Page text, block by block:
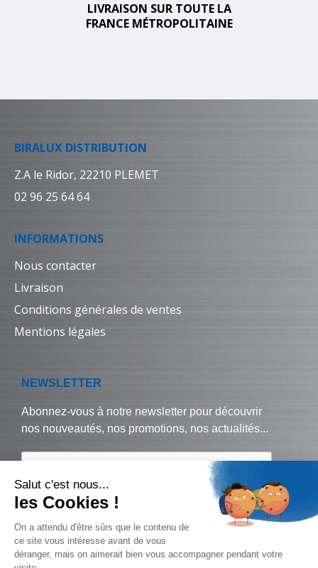
LIVRAISON SUR TOUTE LA
FRANCE MÉTROPOLITAINE
BIRALUX DISTRIBUTION
Z.A le Ridor, 22210 PLEMET
02 96 25 64 64
INFORMATIONS
Nous contacter
Livraison
Conditions générales de ventes
Mentions légales